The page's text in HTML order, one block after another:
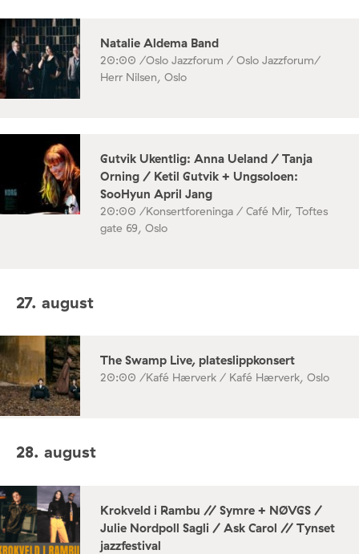
Natalie Aldema Band
20:00 /Oslo Jazzforum / Oslo Jazzforum/
Herr Nilsen, Oslo
Gutvik Ukentlig: Anna Ueland / Tanja
Orning / Ketil Gutvik + Ungsoloen:
SooHyun April Jang
20:00 /Konsertforeninga / Café Mir, Toftes
gate 69, Oslo
27. august
The Swamp Live, plateslippkonsert
20:00 /Kafé Hærverk / Kafé Hærverk, Oslo
28. august
Krokveld i Rambu // Symre + NØVGS /
Julie Nordpoll Sagli / Ask Carol // Tynset
jazzfestival